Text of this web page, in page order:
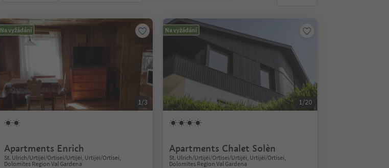
Na vyžádání
1/3
Apartments Enrich
St. Ulrich/Urtijëi/Ortisei/Urtijëi, Urtijëi/Ortisei,
Dolomites Region Val Gardena
Na vyžádání
1/20
Apartments Chalet Solèn
St. Ulrich/Urtijëi/Ortisei/Urtijëi, Urtijëi/Ortisei,
Dolomites Region Val Gardena